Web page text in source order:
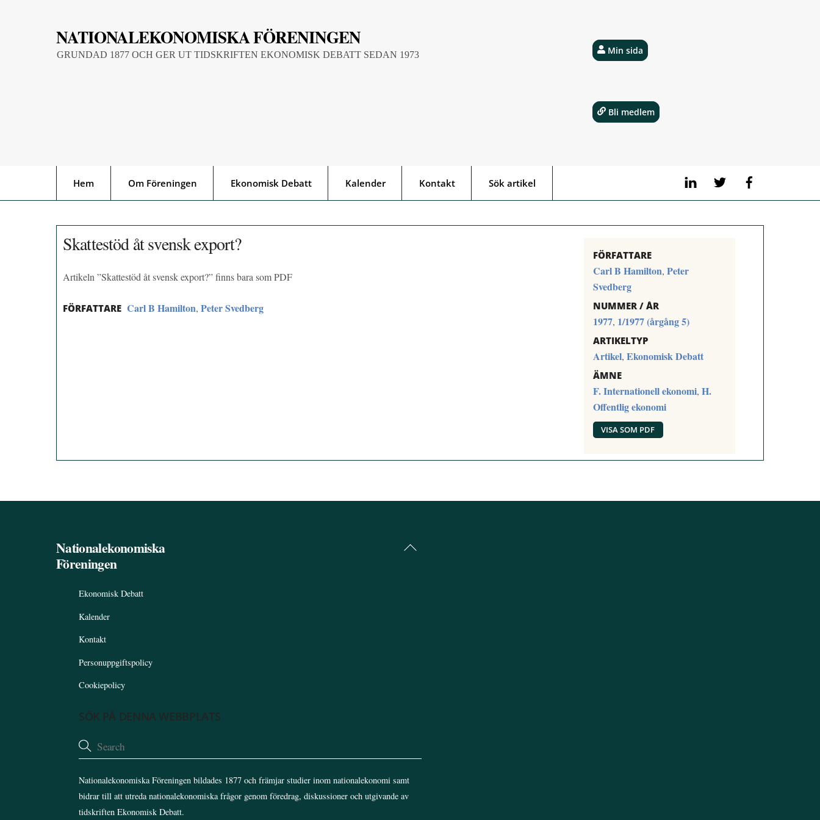
NATIONALEKONOMISKA FÖRENINGEN
GRUNDAD 1877 OCH GER UT TIDSKRIFTEN EKONOMISK DEBATT SEDAN 1973
LinkedIn Twitter
Hem Om Föreningen Ekonomisk Debatt Kalender Kontakt Sök artikel
Min sida
Bli medlem
Skattestöd åt svensk export?
Artikeln ”Skattestöd åt svensk export?” finns bara som PDF
FÖRFATTARE Carl B Hamilton, Peter Svedberg
FÖRFATTARE
Carl B Hamilton, Peter
Svedberg
NUMMER / ÅR
1977, 1/1977 (årgång 5)
ARTIKELTYP
Artikel, Ekonomisk Debatt
ÄMNE
F. Internationell ekonomi, H.
Offentlig ekonomi
VISA SOM PDF
Back
Nationalekonomiska
Föreningen
Ekonomisk Debatt
Kalender
Kontakt
Personuppgiftspolicy
Cookiepolicy
SÖK PÅ DENNA WEBBPLATS
Nationalekonomiska Föreningen bildades 1877 och främjar studier inom nationalekonomi samt
bidrar till att utreda nationalekonomiska frågor genom föredrag, diskussioner och utgivande av
tidskriften Ekonomisk Debatt.